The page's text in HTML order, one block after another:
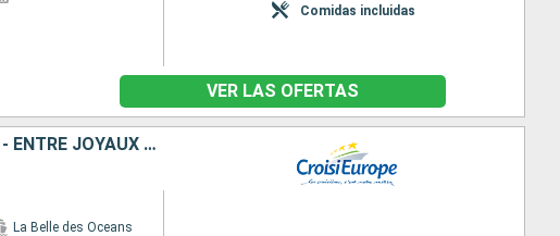
Comidas incluidas
VER LAS OFERTAS
HÉRITAGES MÉDITERRANÉENS : DE L'ANDALOUSIE AUX BALÉARES - ENTRE JOYAUX MAURESQUES ET ÎLES ENCHANTERESSES
La Belle des Oceans